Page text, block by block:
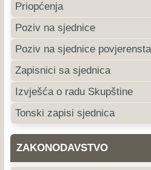
Priopćenja
Poziv na sjednice
Poziv na sjednice
Zapisnici sa sjednica
Izvješća o radu Skupštine
Tonski zapisi sjednica
ZAKONODAVSTVO